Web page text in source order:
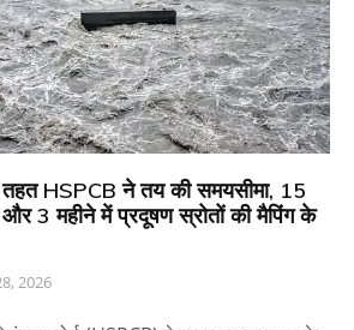
HSPCB ने तय की समयसीमा, 15
3 महीने में प्रदूषण स्रोतों की मैपिंग के
2026